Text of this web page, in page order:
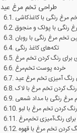
طراحی تخم مرغ عید
مرغ رنگی با کاغذکاشی
رنگی با پولک و منجوق
تخم مرغ رنگی با روبان
تکه‌های کاغذ رنگی
برای رنگ کردن تخم مرغ
خرده پوست تخم‌مرغ
رنگ آمیزی تخم مرغ عید
رنگ کردن تخم مرغ با لاک
مرغ رنگی با مداد شمعی
رنگ کردن تخم مرغ با لبو
رنگ‌‌آمیزی تخم‌مرغ
کردن تخم مرغ با قهوه